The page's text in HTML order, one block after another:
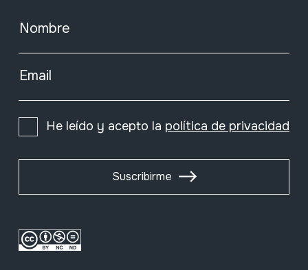
Nombre
Email
He leído y acepto la política de privacidad
Suscribirme